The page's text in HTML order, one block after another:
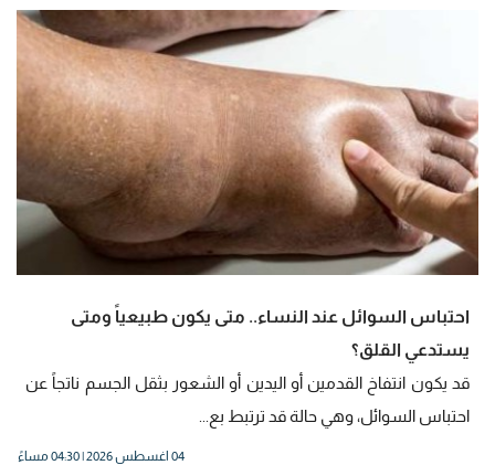
احتباس السوائل عند النساء.. متى يكون طبيعياً ومتى
يستدعي القلق؟
قد يكون انتفاخ القدمين أو اليدين أو الشعور بثقل الجسم ناتجاً عن
احتباس السوائل، وهي حالة قد ترتبط بع...
04 اغسطس 2026 | 04:30 مساءً